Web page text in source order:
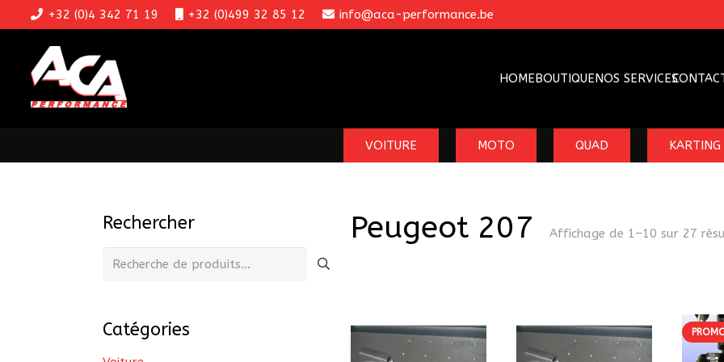
+32 (0)4 342 71 19 +32 (0)499 32 85 12 info@aca-performance.be
HOMEBOUTIQUENOS SERVICES
VOITURE MOTO QUAD KARTING
Peugeot 207 Affichage de 1–10 sur 27
Rechercher
Recherche
Catégories